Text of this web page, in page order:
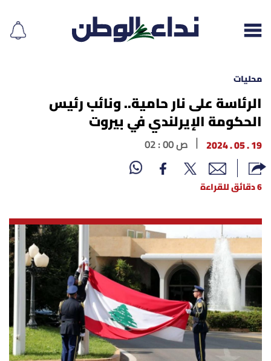
إقرأ الجريدة
لبنان
الغلاف
نداء اليوم
محليات
أسرار
متفرقات
نداء القرّاء
محليات
الرئاسة على نار حامية.. ونائب رئيس
الحكومة الإيرلندي في بيروت
19 . 05 . 2024 02 : 00 ص
6 دقائق للقراءة